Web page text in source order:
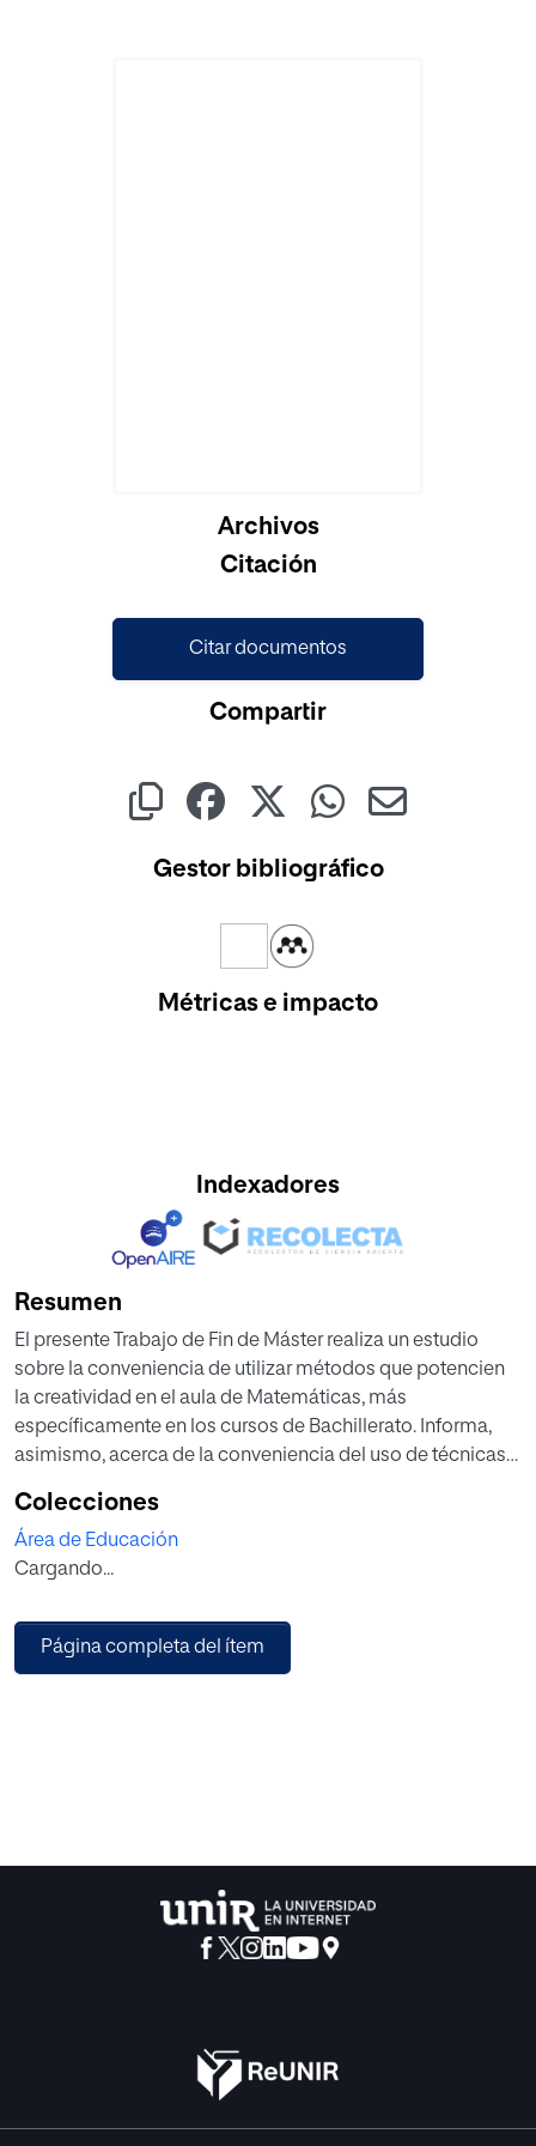
Archivos
Citación
Citar documentos
Compartir
Gestor bibliográfico
Métricas e impacto
Indexadores
Resumen
El presente Trabajo de Fin de Máster realiza un estudio
sobre la conveniencia de utilizar métodos que potencien
la creatividad en el aula de Matemáticas, más
específicamente en los cursos de Bachillerato. Informa,
asimismo, acerca de la conveniencia del uso de técnicas
obtener conclusiones sobre la imagen y las actitudes que
profesores y alumnos tienen acerca del concepto de
creatividad y uso de técnicas heurísticas. Los resultados
día de hoy una realidad todavía alejada del aula y que, si
bien la inclusión de problemas creativos aumenta el
Colecciones
Área de Educación
Cargando...
Página completa del ítem